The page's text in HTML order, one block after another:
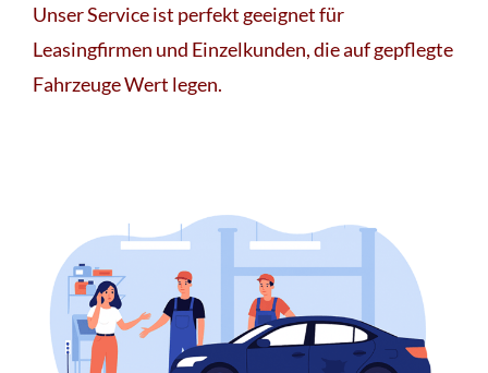
Unser Service ist perfekt geeignet für
Leasingfirmen und Einzelkunden, die auf gepflegte
Fahrzeuge Wert legen.